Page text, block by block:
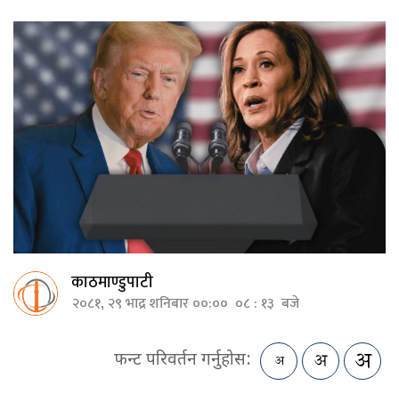
काठमाण्डुपाटी
२०८१, २९ भाद्र शनिबार ००:०० ०८ : १३ बजे
फन्ट परिवर्तन गर्नुहोस: